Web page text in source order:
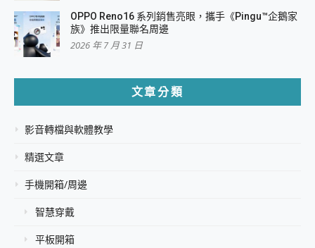
OPPO Reno16 系列銷售亮眼，攜手《Pingu™企鵝家
族》推出限量聯名周邊
2026 年 7 月 31 日
文章分類
影音轉檔與軟體教學
精選文章
手機開箱/周邊
智慧穿戴
平板開箱